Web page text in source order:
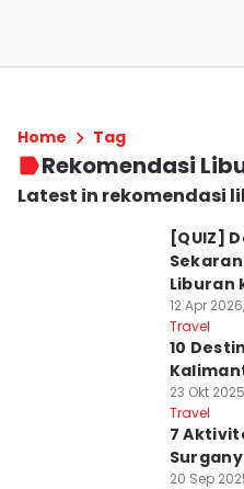
Home Tag
Rekomendasi
Latest in rekomendasi
⁠[QUIZ]
Liburan
12 Apr
Travel
10
23 Okt
Travel
7
20 Sep